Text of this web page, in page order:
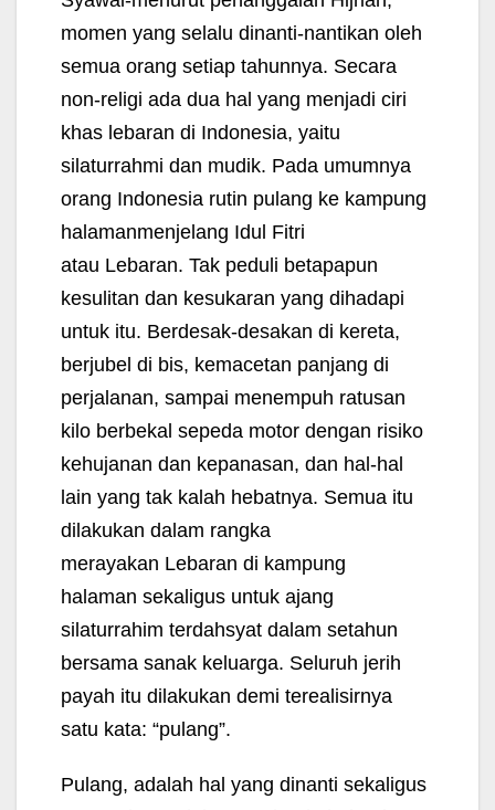
momen yang selalu dinanti-nantikan oleh
semua orang setiap tahunnya. Secara
non-religi ada dua hal yang menjadi ciri
khas lebaran di Indonesia, yaitu
silaturrahmi dan mudik. Pada umumnya
orang Indonesia rutin pulang ke kampung
halamanmenjelang Idul Fitri
atau Lebaran. Tak peduli betapapun
kesulitan dan kesukaran yang dihadapi
untuk itu. Berdesak-desakan di kereta,
berjubel di bis, kemacetan panjang di
perjalanan, sampai menempuh ratusan
kilo berbekal sepeda motor dengan risiko
kehujanan dan kepanasan, dan hal-hal
lain yang tak kalah hebatnya. Semua itu
dilakukan dalam rangka
merayakan Lebaran di kampung
halaman sekaligus untuk ajang
silaturrahim terdahsyat dalam setahun
bersama sanak keluarga. Seluruh jerih
payah itu dilakukan demi terealisirnya
satu kata: “pulang”.
Pulang, adalah hal yang dinanti sekaligus